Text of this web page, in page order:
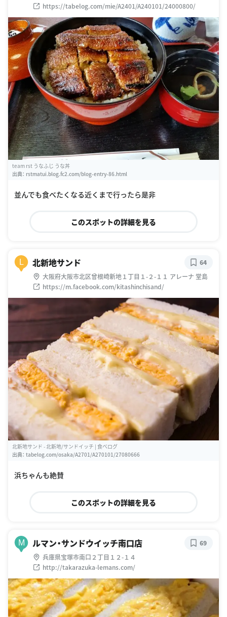
https://tabelog.com/mie/A2401/A240101/24000800/
team rst うなふじ うな丼
出典： rstmatui.blog.fc2.com/blog-entry-86.html
並んでも食べたくなる近くまで行ったら是非
このスポットの詳細を見る
L 北新地サンド
大阪府大阪市北区曾根崎新地１丁目１-２-１１ アレーナ 堂島
https://m.facebook.com/kitashinchisand/
64
北新地サンド - 北新地/サンドイッチ | 食べログ
出典： tabelog.com/osaka/A2701/A270101/27080666
浜ちゃんも絶賛
このスポットの詳細を見る
M ルマン・サンドウイッチ南口店
兵庫県宝塚市南口２丁目１２-１４
http://takarazuka-lemans.com/
69